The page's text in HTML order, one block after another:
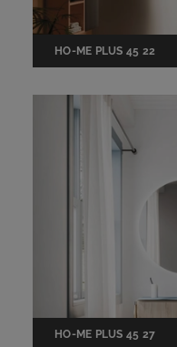
HO-ME PLUS 45 22
HO-ME PLUS 45 27